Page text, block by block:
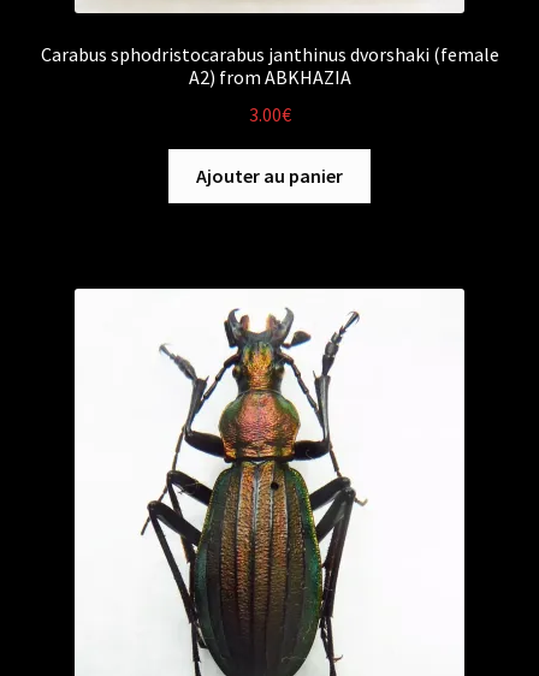
Carabus sphodristocarabus janthinus dvorshaki (female
A2) from ABKHAZIA
3.00€
Ajouter au panier